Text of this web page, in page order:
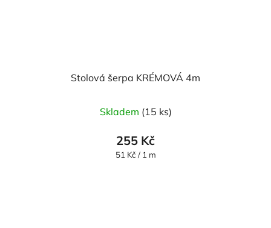
Stolová šerpa KRÉMOVÁ 4m
Skladem (15 ks)
255 Kč
Měrná
51 Kč / 1 m